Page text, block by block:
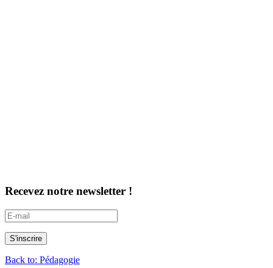
Recevez notre newsletter !
Back to: Pédagogie